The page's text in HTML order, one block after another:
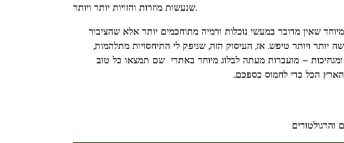
שנעשות מוזרות והזויות יותר ויותר.
שאין מדובר במעשי נוכלות ורמיה מתוחכמים יותר אלא שהציבור
יותר ויותר טיפש. אז, העיסוק הזה, שניפק לי התיחסויות מתלהמות,
ומגחיכות – מועברות מעתה לבלוג מיוחד באתרי שם תמצאו כל טוב
הארץ הכל כדי לחמוס כספכם..
והרגולטורים